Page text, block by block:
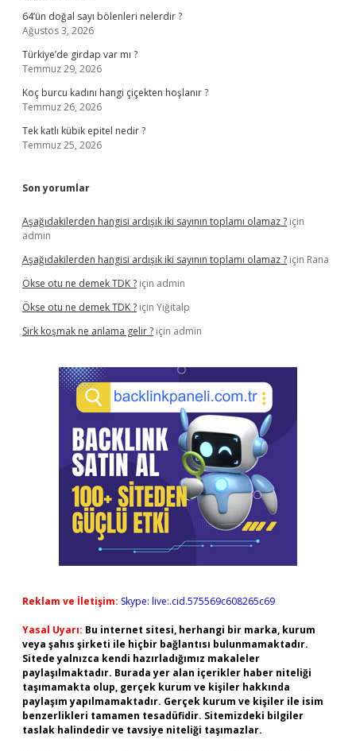
64’ün doğal sayı bölenleri nelerdir ?
Ağustos 3, 2026
Türkiye’de girdap var mı ?
Temmuz 29, 2026
Koç burcu kadını hangi çiçekten hoşlanır ?
Temmuz 26, 2026
Tek katlı kübik epitel nedir ?
Temmuz 25, 2026
Son yorumlar
Aşağıdakilerden hangisi ardışık iki sayının toplamı olamaz ? için
admin
Aşağıdakilerden hangisi ardışık iki sayının toplamı olamaz ? için Rana
Ökse otu ne demek TDK ? için admin
Ökse otu ne demek TDK ? için Yiğitalp
Sirk koşmak ne anlama gelir ? için admin
Reklam ve İletişim: Skype: live:.cid.575569c608265c69
Yasal Uyarı: Bu internet sitesi, herhangi bir marka, kurum
veya şahıs şirketi ile hiçbir bağlantısı bulunmamaktadır.
Sitede yalnızca kendi hazırladığımız makaleler
paylaşılmaktadır. Burada yer alan içerikler haber niteliği
taşımamakta olup, gerçek kurum ve kişiler hakkında
paylaşım yapılmamaktadır. Gerçek kurum ve kişiler ile isim
benzerlikleri tamamen tesadüfidir. Sitemizdeki bilgiler
taslak halindedir ve tavsiye niteliği taşımazlar.